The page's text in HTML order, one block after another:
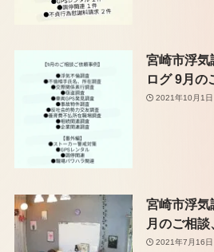
宮崎市浮
ログ 9月の
2021年10月1日
宮崎市浮
月のご相
2021年7月16日